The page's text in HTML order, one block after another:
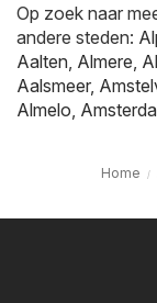
Op zoek naar
andere steden:
Aalten Almere
Aalsmeer,
Almelo
Home